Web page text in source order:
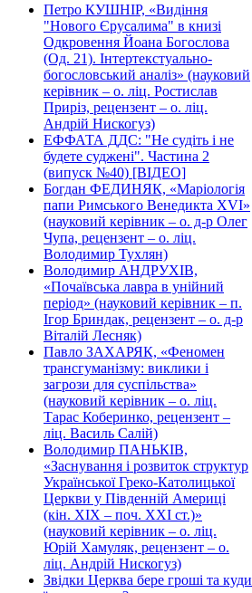
Петро КУШНІР, «Видіння
"Нового Єрусалима" в книзі
Одкровення Йоана Богослова
(Од. 21). Інтертекстуально-
богословський аналіз» (науковий
керівник – о. ліц. Ростислав
Приріз, рецензент – о. ліц.
Андрій Нискогуз)
ЕФФАТА ДДС: "Не судіть і не
будете суджені". Частина 2
(випуск №40) [ВІДЕО]
Богдан ФЕДИНЯК, «Маріологія
папи Римського Венедикта XVI»
(науковий керівник – о. д-р Олег
Чупа, рецензент – о. ліц.
Володимир Тухлян)
Володимир АНДРУХІВ,
«Почаївська лавра в унійний
період» (науковий керівник – п.
Ігор Бриндак, рецензент – о. д-р
Віталій Лесняк)
Павло ЗАХАРЯК, «Феномен
трансгуманізму: виклики і
загрози для суспільства»
(науковий керівник – о. ліц.
Тарас Коберинко, рецензент –
ліц. Василь Салій)
Володимир ПАНЬКІВ,
«Заснування і розвиток структур
Української Греко-Католицької
Церкви у Південній Америці
(кін. ХІХ – поч. ХХІ ст.)»
(науковий керівник – о. ліц.
Юрій Хамуляк, рецензент – о.
ліц. Андрій Нискогуз)
Звідки Церква бере гроші та куди